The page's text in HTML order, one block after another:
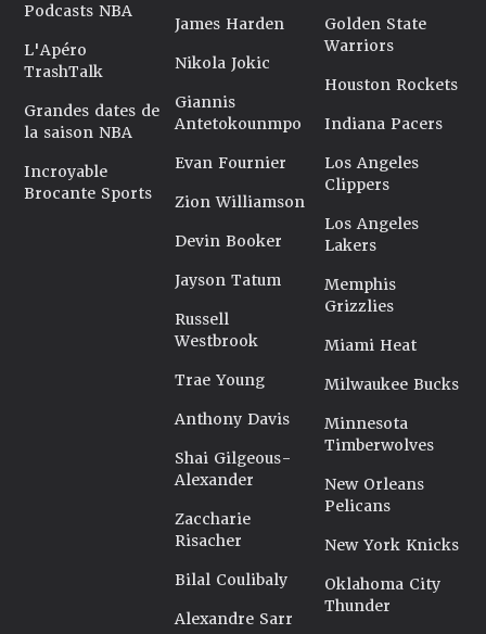
Podcasts NBA
L'Apéro
TrashTalk
Grandes dates de
la saison NBA
Incroyable
Brocante Sports
James Harden
Nikola Jokic
Giannis
Antetokounmpo
Evan Fournier
Zion Williamson
Devin Booker
Jayson Tatum
Russell
Westbrook
Trae Young
Anthony Davis
Shai Gilgeous-
Alexander
Zaccharie
Risacher
Bilal Coulibaly
Alexandre Sarr
Golden State
Warriors
Houston Rockets
Indiana Pacers
Los Angeles
Clippers
Los Angeles
Lakers
Memphis
Grizzlies
Miami Heat
Milwaukee Bucks
Minnesota
Timberwolves
New Orleans
Pelicans
New York Knicks
Oklahoma City
Thunder